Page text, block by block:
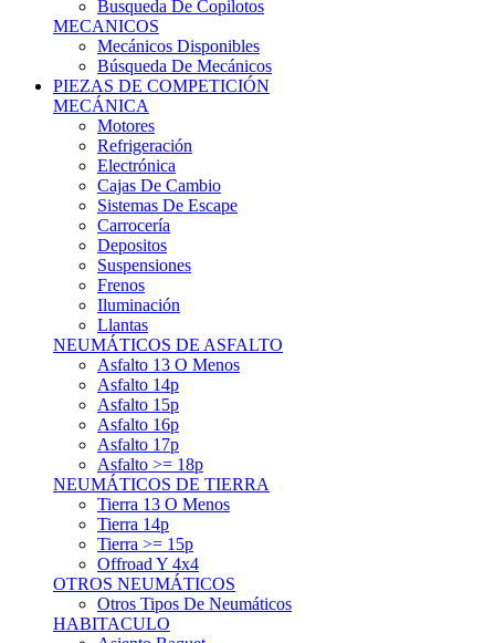
Busqueda De Copilotos
MECANICOS
Mecánicos Disponibles
Búsqueda De Mecánicos
PIEZAS DE COMPETICIÓN
MECÁNICA
Motores
Refrigeración
Electrónica
Cajas De Cambio
Sistemas De Escape
Carrocería
Depositos
Suspensiones
Frenos
Iluminación
Llantas
NEUMÁTICOS DE ASFALTO
Asfalto 13 O Menos
Asfalto 14p
Asfalto 15p
Asfalto 16p
Asfalto 17p
Asfalto >= 18p
NEUMÁTICOS DE TIERRA
Tierra 13 O Menos
Tierra 14p
Tierra >= 15p
Offroad Y 4x4
OTROS NEUMÁTICOS
Otros Tipos De Neumáticos
HABITACULO